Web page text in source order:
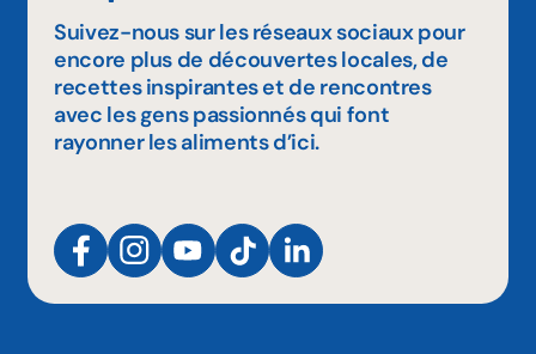
Suivez-nous sur les réseaux sociaux pour
encore plus de découvertes locales, de
recettes inspirantes et de rencontres
avec les gens passionnés qui font
rayonner les aliments d’ici.